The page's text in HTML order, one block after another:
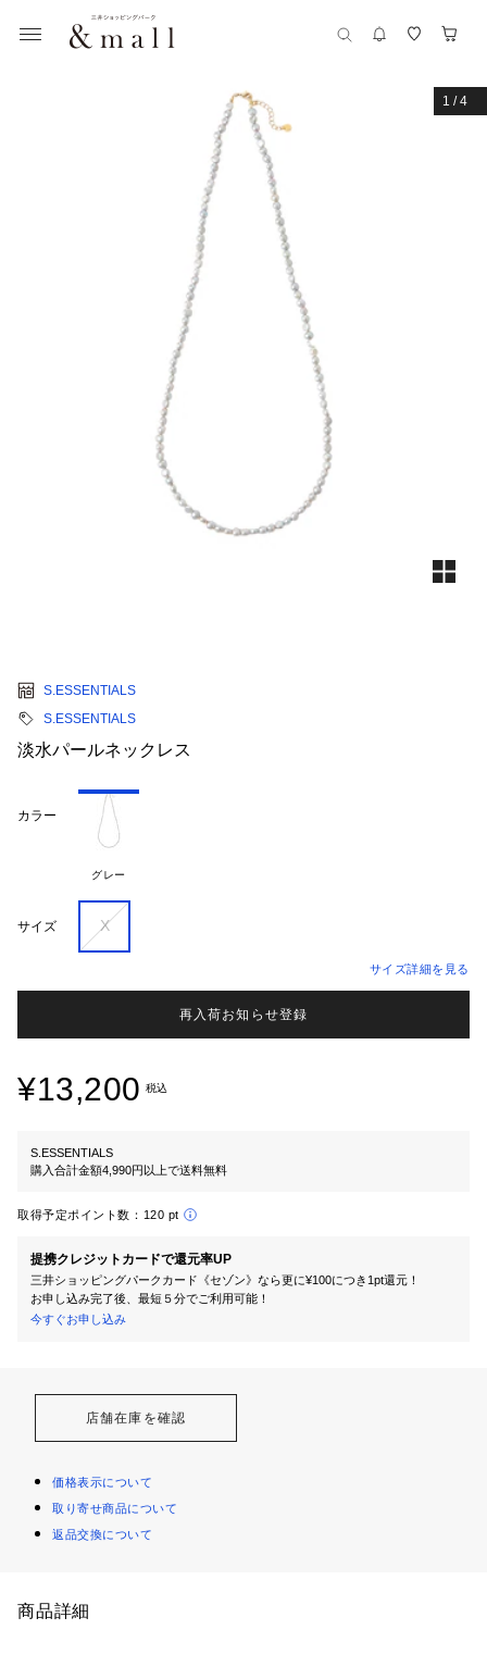
1 /4
S.ESSENTIALS
S.ESSENTIALS
淡水パールネックレス
カラー
グレー
サイズ X
サイズ詳細を見る
再入荷お知らせ登録
¥13,200 税込
S.ESSENTIALS
購入合計金額4,990円以上で送料無料
取得予定ポイント数： 120 pt
提携クレジットカードで還元率UP
三井ショッピングパークカード《セゾン》なら更に¥100につき1pt還元！
お申し込み完了後、最短５分でご利用可能！
今すぐお申し込み
店舗在庫を確認
価格表示について
取り寄せ商品について
返品交換について
商品詳細